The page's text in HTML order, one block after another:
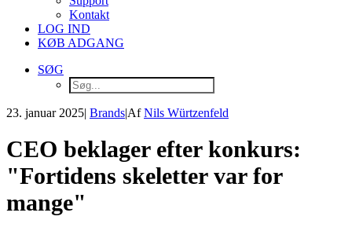
Kontakt
LOG IND
KØB ADGANG
SØG
23. januar 2025| Brands|AfNils Würtzenfeld
CEO beklager efter konkurs:
"Fortidens skeletter var for
mange"